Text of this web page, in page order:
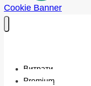
Cookie Banner
Витрати
Premium